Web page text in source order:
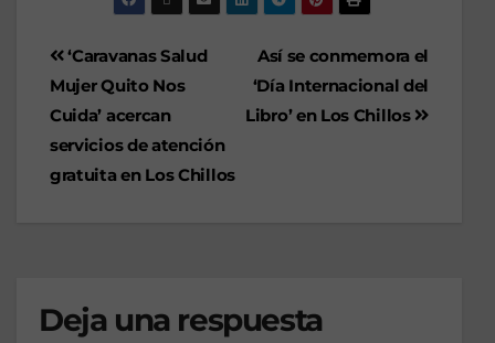
Así se conmemora el
‘Día Internacional del
Libro’ en Los Chillos
‘Caravanas Salud
Mujer Quito Nos
Cuida’ acercan
servicios de atención
gratuita en Los Chillos
Deja una respuesta